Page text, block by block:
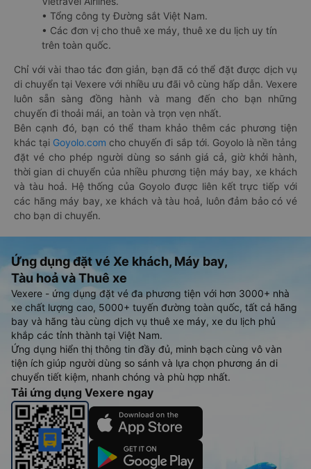
• Tổng công ty Đường sắt Việt Nam.
• Các đơn vị cho thuê xe máy, thuê xe du lịch uy tín
trên toàn quốc.
Chỉ với vài thao tác đơn giản, bạn đã có thể đặt được dịch vụ
di chuyển tại Vexere với nhiều ưu đãi vô cùng hấp dẫn. Vexere
luôn sẵn sàng đồng hành và mang đến cho bạn những
chuyến đi thoải mái, an toàn và trọn vẹn nhất.
Bên cạnh đó, bạn có thể tham khảo thêm các phương tiện
khác tại Goyolo.com cho chuyến đi sắp tới. Goyolo là nền tảng
đặt vé cho phép người dùng so sánh giá cả, giờ khởi hành,
thời gian di chuyển của nhiều phương tiện máy bay, xe khách
và tàu hoả. Hệ thống của Goyolo được liên kết trực tiếp với
các hãng máy bay, xe khách và tàu hoả, luôn đảm bảo có vé
cho bạn di chuyển.
Ứng dụng đặt vé Xe khách, Máy bay,
Tàu hoả và Thuê xe
Vexere - ứng dụng đặt vé đa phương tiện với hơn 3000+ nhà
xe chất lượng cao, 5000+ tuyến đường toàn quốc, tất cả hãng
bay và hãng tàu cùng dịch vụ thuê xe máy, xe du lịch phủ
khắp các tỉnh thành tại Việt Nam.
Ứng dụng hiển thị thông tin đầy đủ, minh bạch cùng vô vàn
tiện ích giúp người dùng so sánh và lựa chọn phương án di
chuyển tiết kiệm, nhanh chóng và phù hợp nhất.
Tải ứng dụng Vexere ngay